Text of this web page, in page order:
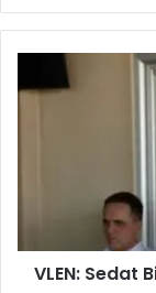
VLEN: Sedat